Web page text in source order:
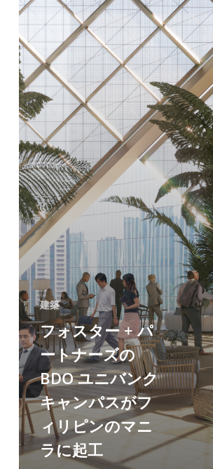
+
パ
ー
ト
ナ
ー
ズ
の
BDO
ユ
ニ
バ
ン
ク
キ
ャ
ン
パ
ス
が
建築
フォスター + パ
ートナーズの
BDO ユニバンク
キャンパスがフ
ィリピンのマニ
ラに起工